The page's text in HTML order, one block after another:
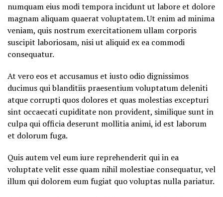
numquam eius modi tempora incidunt ut labore et dolore
magnam aliquam quaerat voluptatem. Ut enim ad minima
veniam, quis nostrum exercitationem ullam corporis
suscipit laboriosam, nisi ut aliquid ex ea commodi
consequatur.
At vero eos et accusamus et iusto odio dignissimos
ducimus qui blanditiis praesentium voluptatum deleniti
atque corrupti quos dolores et quas molestias excepturi
sint occaecati cupiditate non provident, similique sunt in
culpa qui officia deserunt mollitia animi, id est laborum
et dolorum fuga.
Quis autem vel eum iure reprehenderit qui in ea
voluptate velit esse quam nihil molestiae consequatur, vel
illum qui dolorem eum fugiat quo voluptas nulla pariatur.